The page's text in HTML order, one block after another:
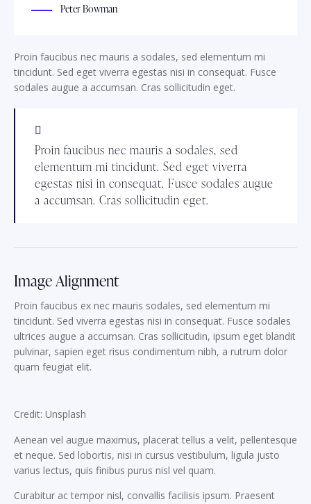
Peter Bowman
Proin faucibus nec mauris a sodales, sed elementum mi
tincidunt. Sed eget viverra egestas nisi in consequat. Fusce
sodales augue a accumsan. Cras sollicitudin eget.
Proin faucibus nec mauris a sodales, sed
elementum mi tincidunt. Sed eget viverra
egestas nisi in consequat. Fusce sodales augue
a accumsan. Cras sollicitudin eget.
Image Alignment
Proin faucibus ex nec mauris sodales, sed elementum mi
tincidunt. Sed viverra egestas nisi in consequat. Fusce sodales
ultrices augue a accumsan. Cras sollicitudin, ipsum eget blandit
pulvinar, sapien eget risus condimentum nibh, a rutrum dolor
quam feugiat elit.
Credit: Unsplash
Aenean vel augue maximus, placerat tellus a velit, pellentesque
et neque. Sed lobortis, nisi in cursus vestibulum, ligula justo
varius lectus, quis finibus purus nisl vel quam.
Curabitur ac tempor nisl, convallis facilisis ipsum. Praesent